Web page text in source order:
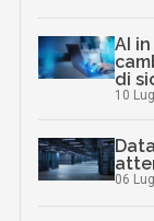
AI
di
10
06